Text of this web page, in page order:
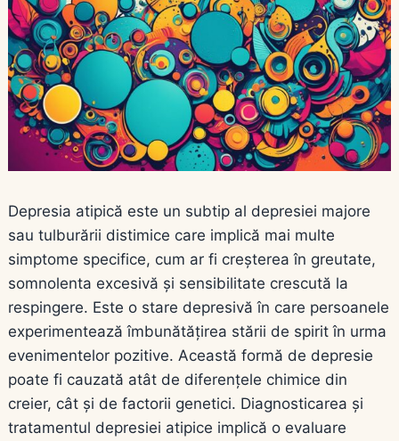
Depresia atipică este un subtip al depresiei majore
sau tulburării distimice care implică mai multe
simptome specifice, cum ar fi creșterea în greutate,
somnolenta excesivă și sensibilitate crescută la
respingere. Este o stare depresivă în care persoanele
experimentează îmbunătățirea stării de spirit în urma
evenimentelor pozitive. Această formă de depresie
poate fi cauzată atât de diferențele chimice din
creier, cât și de factorii genetici. Diagnosticarea și
tratamentul depresiei atipice implică o evaluare